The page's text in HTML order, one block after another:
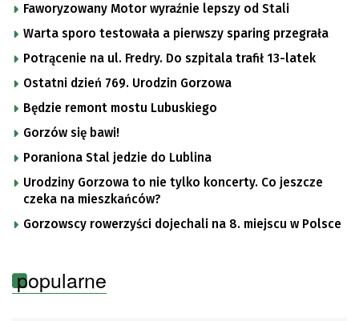
Faworyzowany Motor wyraźnie lepszy od Stali
Warta sporo testowała a pierwszy sparing przegrała
Potrącenie na ul. Fredry. Do szpitala trafił 13-latek
Ostatni dzień 769. Urodzin Gorzowa
Będzie remont mostu Lubuskiego
Gorzów się bawi!
Poraniona Stal jedzie do Lublina
Urodziny Gorzowa to nie tylko koncerty. Co jeszcze
czeka na mieszkańców?
Gorzowscy rowerzyści dojechali na 8. miejscu w Polsce
popularne